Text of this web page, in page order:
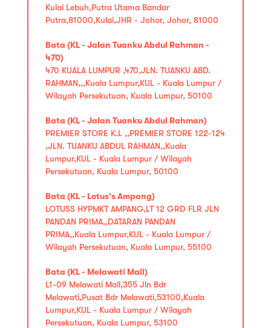
Kulai Lebuh,Putra Utama Bandar
Putra,81000,Kulai,JHR - Johor, Johor, 81000
Bata (KL - Jalan Tuanku Abdul Rahman -
470)
470 KUALA LUMPUR ,470,JLN. TUANKU ABD.
RAHMAN,,,Kuala Lumpur,KUL - Kuala Lumpur /
Wilayah Persekutuan, Kuala Lumpur, 50100
Bata (KL - Jalan Tuanku Abdul Rahman)
PREMIER STORE K.L ,,PREMIER STORE 122-124
,JLN. TUANKU ABDUL RAHMAN,,Kuala
Lumpur,KUL - Kuala Lumpur / Wilayah
Persekutuan, Kuala Lumpur, 50100
Bata (KL - Lotus's Ampang)
LOTUSS HYPMKT AMPANG,LT 12 GRD FLR JLN
PANDAN PRIMA,,DATARAN PANDAN
PRIMA,,Kuala Lumpur,KUL - Kuala Lumpur /
Wilayah Persekutuan, Kuala Lumpur, 55100
Bata (KL - Melawati Mall)
L1-09 Melawati Mall,355 Jln Bdr
Melawati,Pusat Bdr Melawati,53100,Kuala
Lumpur,KUL - Kuala Lumpur / Wilayah
Persekutuan, Kuala Lumpur, 53100